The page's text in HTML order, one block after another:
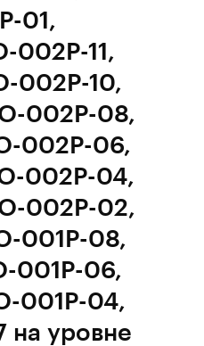
01,
002Р-11,
002Р-10,
002Р-08,
002Р-06,
002Р-04,
002Р-02,
001Р-08,
001Р-06,
001Р-04,
на уровне